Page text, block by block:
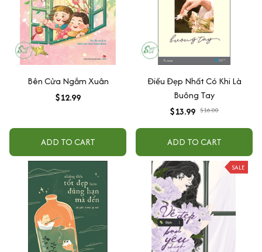
Bên Cửa Ngắm Xuân
$12.99
ADD TO CART
Điều Đẹp Nhất Có Khi Là
Buông Tay
$13.99 $16.00
ADD TO CART
SALE